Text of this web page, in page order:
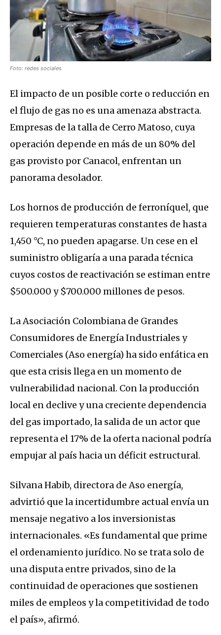
Foto: redes sociales
El impacto de un posible corte o reducción en
el flujo de gas no es una amenaza abstracta.
Empresas de la talla de Cerro Matoso, cuya
operación depende en más de un 80% del
gas provisto por Canacol, enfrentan un
panorama desolador.
Los hornos de producción de ferroníquel, que
requieren temperaturas constantes de hasta
1,450 °C, no pueden apagarse. Un cese en el
suministro obligaría a una parada técnica
cuyos costos de reactivación se estiman entre
$500.000 y $700.000 millones de pesos.
La Asociación Colombiana de Grandes
Consumidores de Energía Industriales y
Comerciales (Aso energía) ha sido enfática en
que esta crisis llega en un momento de
vulnerabilidad nacional. Con la producción
local en declive y una creciente dependencia
del gas importado, la salida de un actor que
representa el 17% de la oferta nacional podría
empujar al país hacia un déficit estructural.
Silvana Habib, directora de Aso energía,
advirtió que la incertidumbre actual envía un
mensaje negativo a los inversionistas
internacionales. «Es fundamental que prime
el ordenamiento jurídico. No se trata solo de
una disputa entre privados, sino de la
continuidad de operaciones que sostienen
miles de empleos y la competitividad de todo
el país», afirmó.